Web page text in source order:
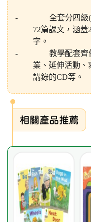
- 全套分四級
72篇課文，涵蓋
字。
-
教學配套齊
業、延伸活動、
講錄的CD等。
相關產品推薦